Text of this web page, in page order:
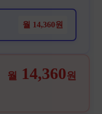
월 14,360원
월 14,360원